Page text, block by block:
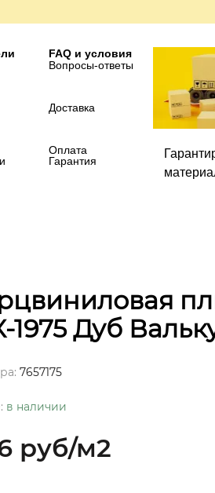
FAQ и условия
Вопросы-ответы
Доставка
Оплата
Гарантия
1975 Дуб
7657175
в наличии
руб/м2